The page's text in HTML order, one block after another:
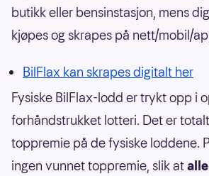
butikk eller bensinstasjon, mens
kjøpes og skrapes på nett/mobil/
BilFlax kan skrapes digitalt her
Fysiske BilFlax-lodd er trykt opp i
forhåndstrukket lotteri. Det er
toppremie på de fysiske loddene.
ingen vunnet toppremie, slik at